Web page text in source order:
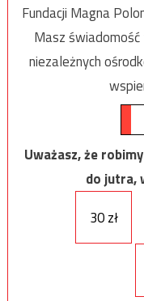
Fundacji Magna
Masz
niezależnych
Uważasz, że
do jutra,
30 zł